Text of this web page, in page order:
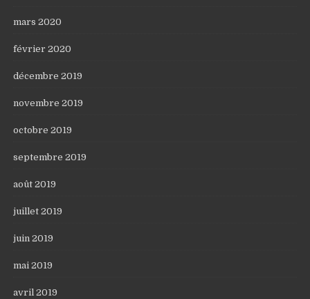
mars 2020
février 2020
décembre 2019
novembre 2019
octobre 2019
septembre 2019
août 2019
juillet 2019
juin 2019
mai 2019
avril 2019